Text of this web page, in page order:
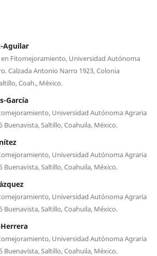
Aguilar
en Fitomejoramiento, Universidad Autónoma
Calzada Antonio Narro 1923, Colonia
Coah., México.
García
Universidad Autónoma Agraria
Buenavista, Saltillo, Coahuila, México.
Universidad Autónoma Agraria
Buenavista, Saltillo, Coahuila, México.
Universidad Autónoma Agraria
Buenavista, Saltillo, Coahuila, México.
Universidad Autónoma Agraria
Buenavista, Saltillo, Coahuila, México.